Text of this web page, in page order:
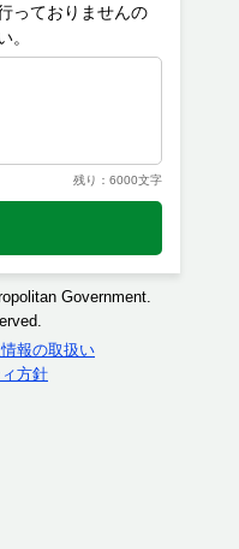
っておりませんの
残り：6000文字
Government.
報の取扱い
方針